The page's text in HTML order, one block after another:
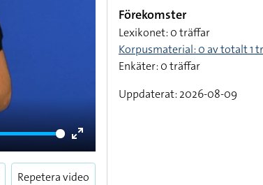
Enter
fullscreen
Repetera video
Förekomster
Lexikonet: 0 träffar
Korpusmaterial: 0 av totalt 1
Enkäter: 0 träffar
Uppdaterat: 2026-08-09